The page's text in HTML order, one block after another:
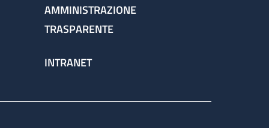
AMMINISTRAZIONE
TRASPARENTE
INTRANET